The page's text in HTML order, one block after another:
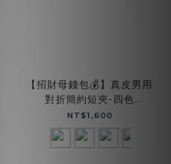
【招財母錢包💰】真皮男用
對折簡約短夾-四色
(075125)
NT$1,600